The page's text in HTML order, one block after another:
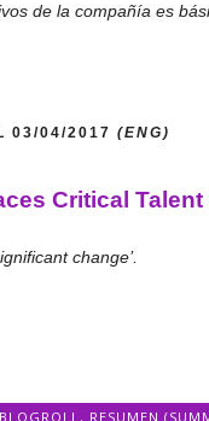
de la compañía es
03/04/2017 (ENG)
Critical
change’.
BLOGROLL, RESUMEN